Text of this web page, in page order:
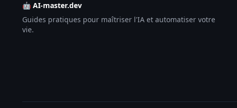
🤖 AI-master.dev
Guides pratiques pour maîtriser l'IA et automatiser votre
vie.